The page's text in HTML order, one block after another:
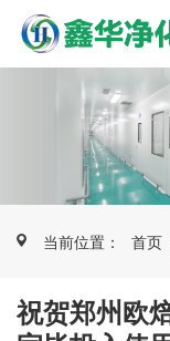
当前位置： 首页
祝贺郑州欧